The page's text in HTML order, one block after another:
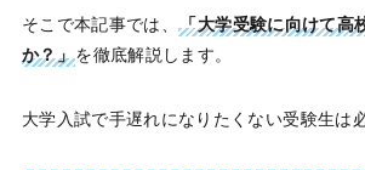
そこで本記事では、「大学受験に向けて高
か？」を徹底解説します。
大学入試で手遅れになりたくない受験生は